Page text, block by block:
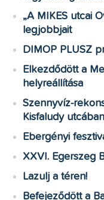
„A MIKES utcai
legjobbjait
DIMOP PLUSZ
Elkezdődött a
helyreállítása
Szennyvíz-
Kisfaludy utcában
Ebergényi
XXVI. Egerszeg
Lazulj a téren!
Befejeződött a